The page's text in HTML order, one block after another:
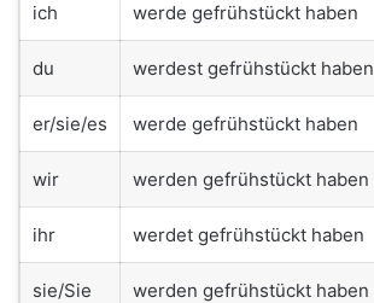
ich werde gefrühstückt haben
du werdest gefrühstückt haben
er/sie/es werde gefrühstückt haben
wir werden gefrühstückt haben
ihr werdet gefrühstückt haben
sie/Sie werden gefrühstückt haben